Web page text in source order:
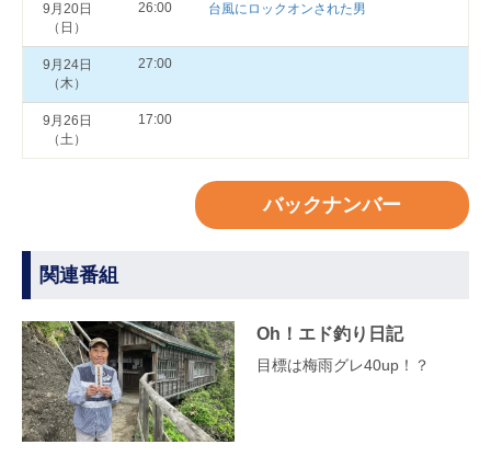
9月20日
（日）
26:00 台風にロックオンされた男
9月24日
（木）
27:00
9月26日
（土）
17:00
バックナンバー
関連番組
Oh！エド釣り日記
目標は梅雨グレ40up！？